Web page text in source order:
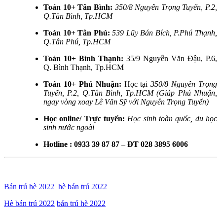
Toán 10+ Tân Bình: 350/8 Nguyễn Trọng Tuyển, P.2,
Q.Tân Bình, Tp.HCM
Toán 10+ Tân Phú: 539 Lũy Bán Bích, P.Phú Thạnh,
Q.Tân Phú, Tp.HCM
Toán 10+ Bình Thạnh: 35/9 Nguyễn Văn Đậu, P.6,
Q. Bình Thạnh, Tp.HCM
Toán 10+ Phú Nhuận: Học tại350/8 Nguyễn Trọng
Tuyển, P.2, Q.Tân Bình, Tp.HCM (Giáp Phú Nhuận,
ngay vòng xoay Lê Văn Sỹ với Nguyễn Trọng Tuyển)
Học online/ Trực tuyến: Học sinh toàn quốc, du học
sinh nước ngoài
Hotline : 0933 39 87 87 – ĐT 028 3895 6006
Bán trú hè 2022 hè bán trú 2022
Hè bán trú 2022 bán trú hè 2022